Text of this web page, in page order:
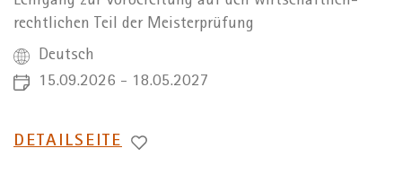
rechtlichen Teil der Meisterprüfung
Deutsch
15.09.2026 - 18.05.2027
WECHSEL
DETAILSEITE